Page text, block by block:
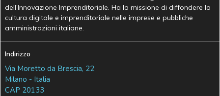
dell’Innovazione Imprenditoriale. Ha la missione di diffondere la
cultura digitale e imprenditoriale nelle imprese e pubbliche
amministrazioni italiane.
Indirizzo
Via Moretto da Brescia, 22
Milano - Italia
CAP 20133